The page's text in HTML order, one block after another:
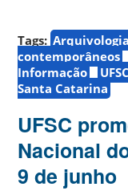
Tags: Arquivologia
contemporâneos
Informação
UFSC
Santa Catarina
UFSC
Nacional
9 de junho